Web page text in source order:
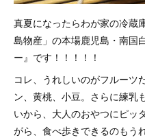
真夏になったらわが家の冷蔵
島物産」の本場鹿児島・南国
ー』です！！！！！
コレ、うれしいのがフルーツ
ン、黄桃、小豆。さらに練乳
いから、大人のおやつにピッ
がら、食べ歩きできるのもう